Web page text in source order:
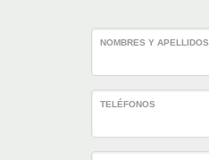
NOMBRES Y APELLIDOS
TELÉFONOS